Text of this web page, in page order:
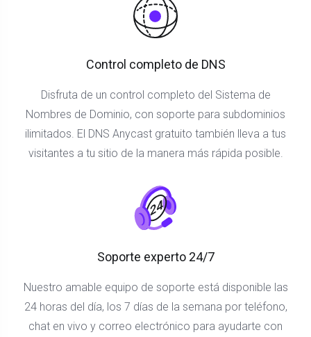
Control completo de DNS
Disfruta de un control completo del Sistema de
Nombres de Dominio, con soporte para subdominios
ilimitados. El DNS Anycast gratuito también lleva a tus
visitantes a tu sitio de la manera más rápida posible.
Soporte experto 24/7
Nuestro amable equipo de soporte está disponible las
24 horas del día, los 7 días de la semana por teléfono,
chat en vivo y correo electrónico para ayudarte con